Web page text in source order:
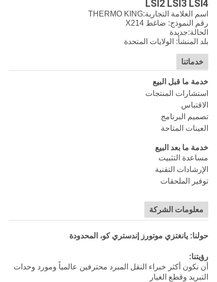
LSI2 LSI3 LSI4
اسم العلامة التجارية:THERMO KING
رقم النموذج: ضاغط X214
الحالة:جديدة
بلد المنشأ: الولايات المتحدة
خدماتنا
خدمة ما قبل البيع
استشارات المنتجات
الاقتباس
تصميم البرنامج
العينات المتاحة
خدمة ما بعد البيع
مساعدة التثبيت
الإرشادات التقنية
توفير الملحقات
معلومات الشركة
حولنا: يانغتزي موتورز إندستري كو، المحدودة
رؤيتنا:
أن نكون أكثر خبراء النقل المبرد محترفين عالمياً ومورد وحدات
التبريد وقطع الغيار